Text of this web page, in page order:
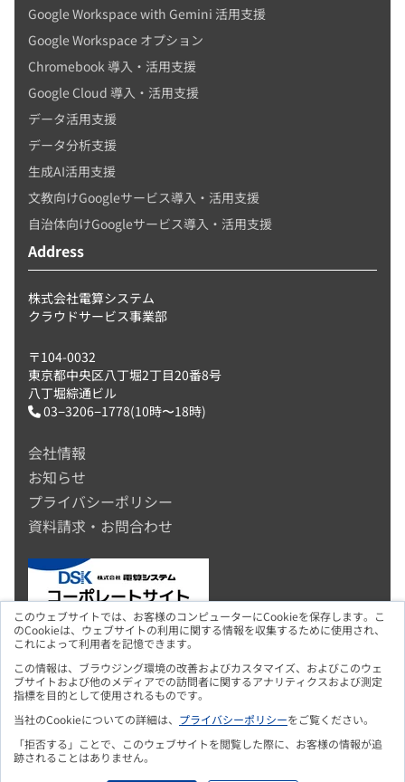
このウェブサイトでは、お客様のコンピューターにCookieを保存します。こ
のCookieは、ウェブサイトの利用に関する情報を収集するために使用され、
これによって利用者を記憶できます。
この情報は、ブラウジング環境の改善およびカスタマイズ、およびこのウェ
ブサイトおよび他のメディアでの訪問者に関するアナリティクスおよび測定
指標を目的として使用されるものです。
当社のCookieについての詳細は、 プライバシーポリシーをご覧ください。
「拒否する」ことで、このウェブサイトを閲覧した際に、お客様の情報が追
跡されることはありません。
Google Workspace with Gemini 活用支援
Google Workspace オプション
Chromebook 導入・活用支援
Google Cloud 導入・活用支援
データ活用支援
データ分析支援
生成AI活用支援
文教向けGoogleサービス導入・活用支援
自治体向けGoogleサービス導入・活用支援
Address
株式会社電算システム
クラウドサービス事業部
〒104-0032
東京都中央区八丁堀2丁目20番8号
八丁堀綜通ビル
03−3206−1778(10時〜18時)
会社情報
お知らせ
プライバシーポリシー
資料請求・お問合わせ